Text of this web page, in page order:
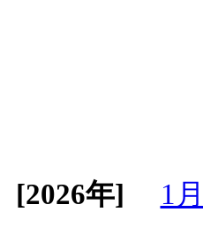
[2026年] 1月